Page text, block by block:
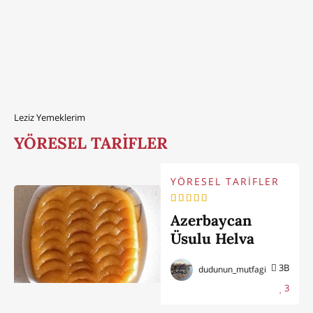
Leziz Yemeklerim
YÖRESEL TARİFLER
YÖRESEL TARİFLER
Azerbaycan
Üsulu Helva
Nasıl Yapılır
3B
3
dudunun_mutfagi